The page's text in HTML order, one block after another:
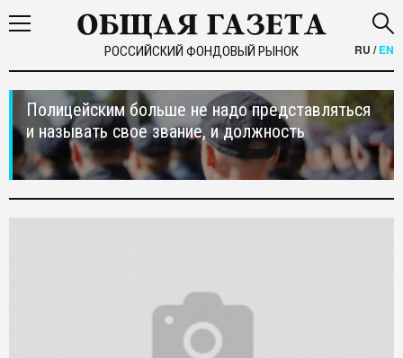
РОССИЙСКИЙ ФОНДОВЫЙ РЫНОК RU /EN
Полицейским больше не надо представляться
и называть свое звание, и должность